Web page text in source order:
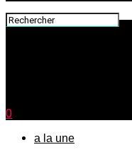
0
a la une